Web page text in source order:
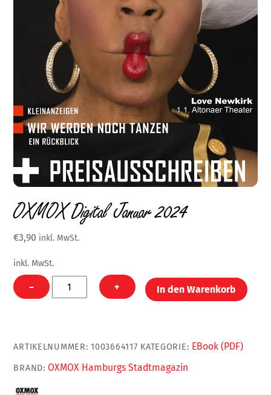
OXMOX Digital Januar 2024
€3,90 inkl. MwSt.
inkl. MwSt.
−
OXMOX
Digital
+ In den Warenkorb
ARTIKELNUMMER:1003664117 KATEGORIE: EBook (PDF)
BRAND: OXMOX Hamburgs Stadtmagazin